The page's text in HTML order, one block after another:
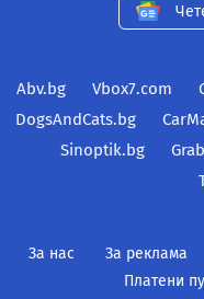
Abv.bg Vbox7.com
DogsAndCats.bg
Sinoptik.bg
За нас За реклама
Платени